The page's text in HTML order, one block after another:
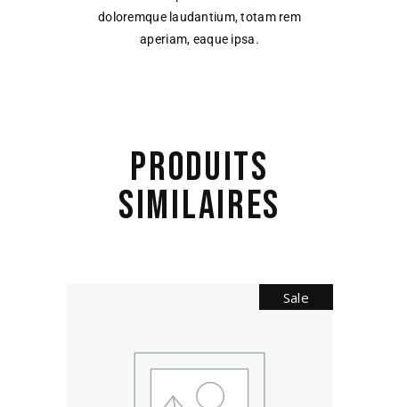
doloremque laudantium, totam rem
aperiam, eaque ipsa.
PRODUITS
SIMILAIRES
Sale